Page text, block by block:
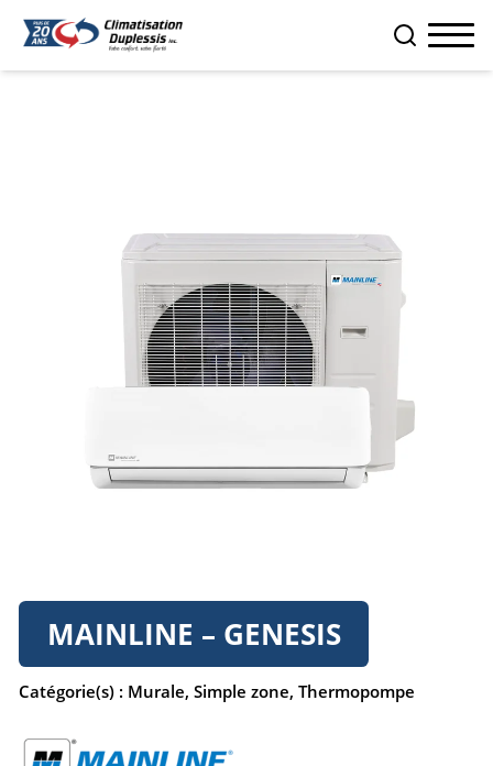
MAINLINE – GENESIS
Catégorie(s) : Murale, Simple zone, Thermopompe